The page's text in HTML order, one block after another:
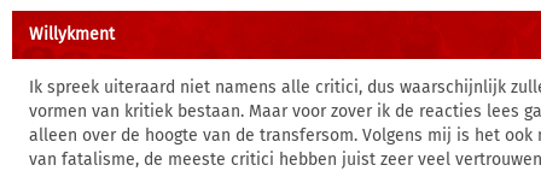
Willykment
Ik spreek uiteraard niet namens alle critici, dus waarschijnlijk
vormen van kritiek bestaan. Maar voor zover ik de reacties lees
alleen over de hoogte van de transfersom. Volgens mij is het ook
van fatalisme, de meeste critici hebben juist zeer veel